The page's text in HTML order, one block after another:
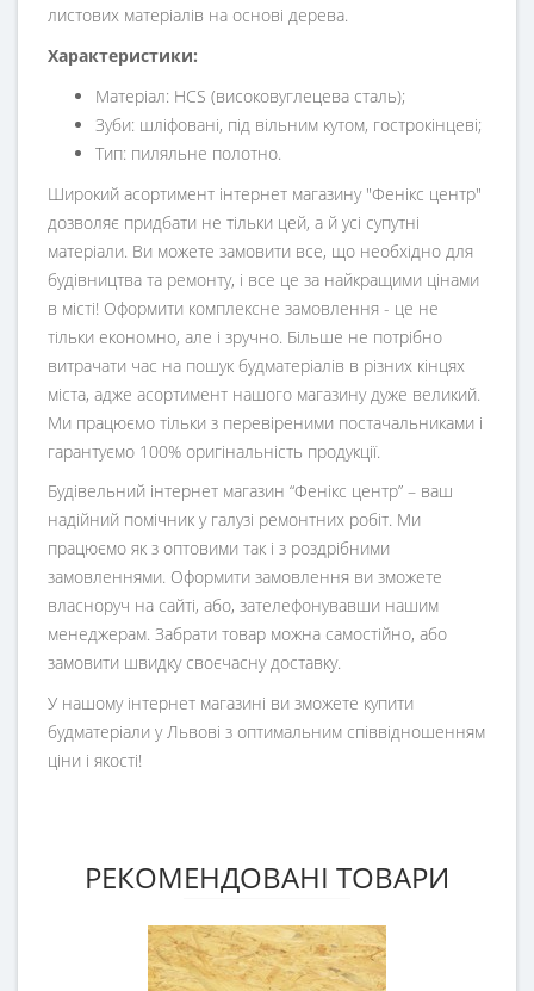
листових матеріалів на основі дерева.
Характеристики:
Матеріал: HСS (високовуглецева сталь);
Зуби: шліфовані, під вільним кутом, гострокінцеві;
Тип: пиляльне полотно.
Широкий асортимент інтернет магазину "Фенікс центр"
дозволяє придбати не тільки цей, а й усі супутні
матеріали. Ви можете замовити все, що необхідно для
будівництва та ремонту, і все це за найкращими цінами
в місті! Оформити комплексне замовлення - це не
тільки економно, але і зручно. Більше не потрібно
витрачати час на пошук будматеріалів в різних кінцях
міста, адже асортимент нашого магазину дуже великий.
Ми працюємо тільки з перевіреними постачальниками і
гарантуємо 100% оригінальність продукції.
Будівельний інтернет магазин “Фенікс центр” – ваш
надійний помічник у галузі ремонтних робіт. Ми
працюємо як з оптовими так і з роздрібними
замовленнями. Оформити замовлення ви зможете
власноруч на сайті, або, зателефонувавши нашим
менеджерам. Забрати товар можна самостійно, або
замовити швидку своєчасну доставку.
У нашому інтернет магазині ви зможете купити
будматеріали у Львові з оптимальним співвідношенням
ціни і якості!
РЕКОМЕНДОВАНІ ТОВАРИ